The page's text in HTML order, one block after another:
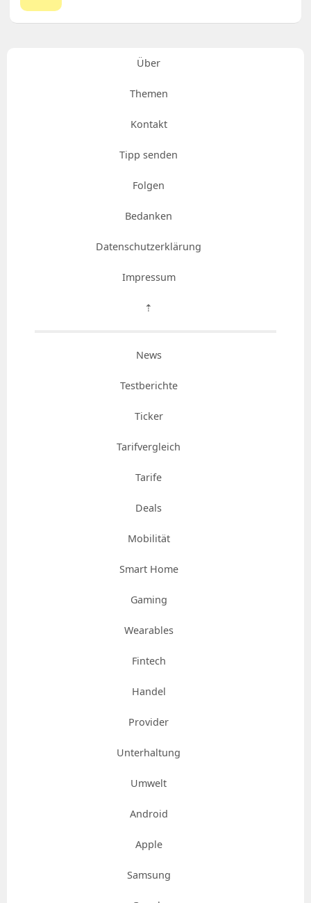
Über
Themen
Kontakt
Tipp senden
Folgen
Bedanken
Datenschutzerklärung
Impressum
⇡
News
Testberichte
Ticker
Tarifvergleich
Tarife
Deals
Mobilität
Smart Home
Gaming
Wearables
Fintech
Handel
Provider
Unterhaltung
Umwelt
Android
Apple
Samsung